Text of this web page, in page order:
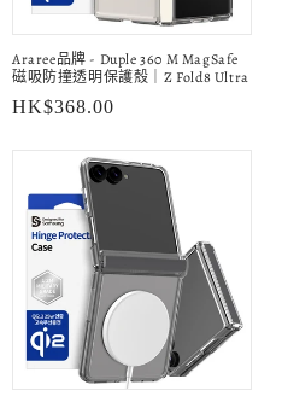
Araree品牌 - Duple 360 M MagSafe
磁吸防撞透明保護殼｜Z Fold8 Ultra
定
HK$368.00